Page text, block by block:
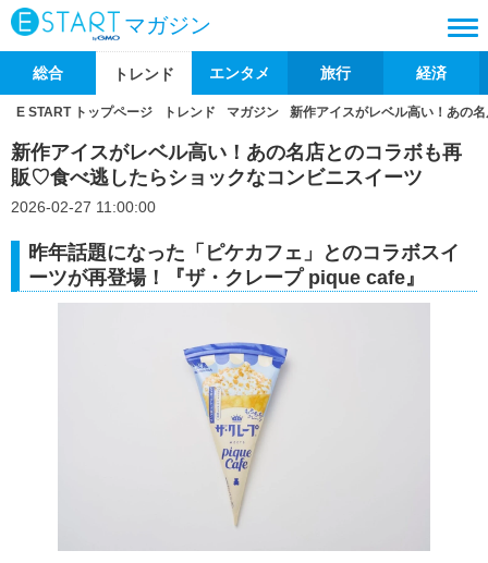
マガジン
総合 トレンド エンタメ 旅行 経済
E START トップページ トレンド マガジン 新作アイスがレベル高い！あの
新作アイスがレベル高い！あの名店とのコラボも再
販♡食べ逃したらショックなコンビニスイーツ
2026-02-27 11:00:00
昨年話題になった「ピケカフェ」とのコラボスイ
ーツが再登場！『ザ・クレープ pique cafe』